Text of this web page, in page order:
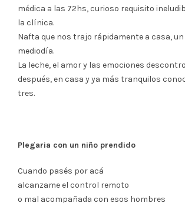
médica a las 72hs, curioso requisito
la clínica.
Nafta que nos trajo rápidamente a casa,
mediodía.
La leche, el amor y las emociones
después, en casa y ya más tranquilos
tres.
Plegaria con un niño prendido
Cuando pasés por acá
alcanzame el control remoto
o mal acompañada con esos hombres